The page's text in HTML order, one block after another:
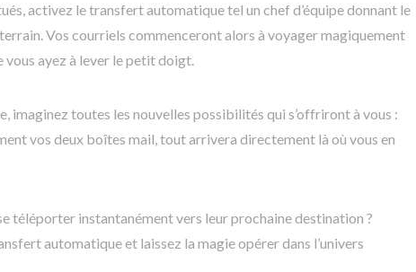
activez le transfert automatique tel un chef d’équipe donnant le
terrain. Vos courriels commenceront alors à voyager magiquement
vous ayez à lever le petit doigt.
imaginez toutes les nouvelles possibilités qui s’offriront à vous :
vos deux boîtes mail, tout arrivera directement là où vous en
téléporter instantanément vers leur prochaine destination ?
automatique et laissez la magie opérer dans l’univers